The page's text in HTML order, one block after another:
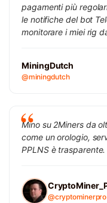
pagamenti più
le notifiche del bot
monitorare i miei rig
MiningDutch
@miningdutch
Mino su 2Miners da
come un orologio,
PPLNS è
@cryptominerpro